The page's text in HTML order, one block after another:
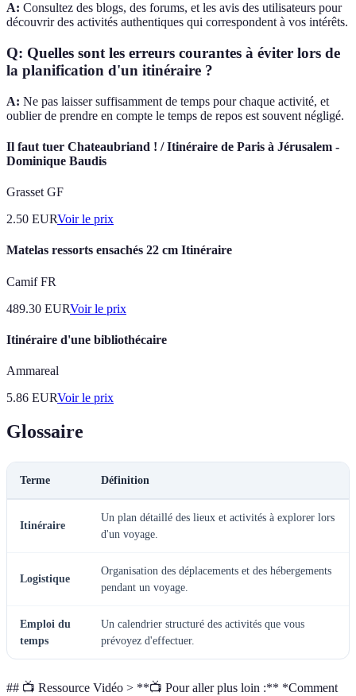
A: Consultez des blogs, des forums, et les avis des utilisateurs pour
découvrir des activités authentiques qui correspondent à vos intérêts.
Q: Quelles sont les erreurs courantes à éviter lors de
la planification d'un itinéraire ?
A: Ne pas laisser suffisamment de temps pour chaque activité, et
oublier de prendre en compte le temps de repos est souvent négligé.
Il faut tuer Chateaubriand ! / Itinéraire de Paris à Jérusalem -
Dominique Baudis
Grasset GF
2.50 EURVoir le prix
Matelas ressorts ensachés 22 cm Itinéraire
Camif FR
489.30 EURVoir le prix
Itinéraire d'une bibliothécaire
Ammareal
5.86 EURVoir le prix
Glossaire
Terme Définition
Itinéraire
Un plan détaillé des lieux et activités à explorer lors
d'un voyage.
Logistique
Organisation des déplacements et des hébergements
pendant un voyage.
Emploi du
temps
Un calendrier structuré des activités que vous
prévoyez d'effectuer.
## 📺 Ressource Vidéo > **📺 Pour aller plus loin :** *Comment